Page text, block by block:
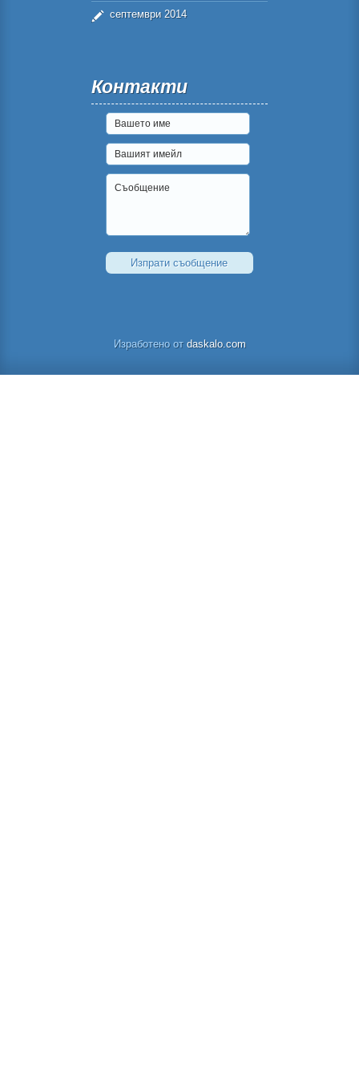
септември 2014
Контакти
Изработено от daskalo.com